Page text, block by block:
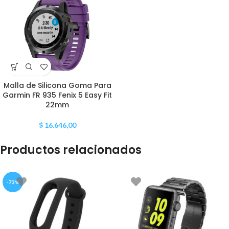
Malla de Silicona Goma Para
Garmin FR 935 Fenix 5 Easy Fit
22mm
$16.646,00
Productos relacionados
-73%